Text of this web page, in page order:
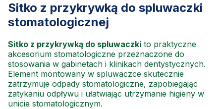
Sitko z przykrywką do spluwaczki
stomatologicznej
Sitko z przykrywką do spluwaczki to praktyczne
akcesorium stomatologiczne przeznaczone do
stosowania w gabinetach i klinikach dentystycznych.
Element montowany w spluwaczce skutecznie
zatrzymuje odpady stomatologiczne, zapobiegając
zatykaniu odpływu i ułatwiając utrzymanie higieny w
unicie stomatologicznym.